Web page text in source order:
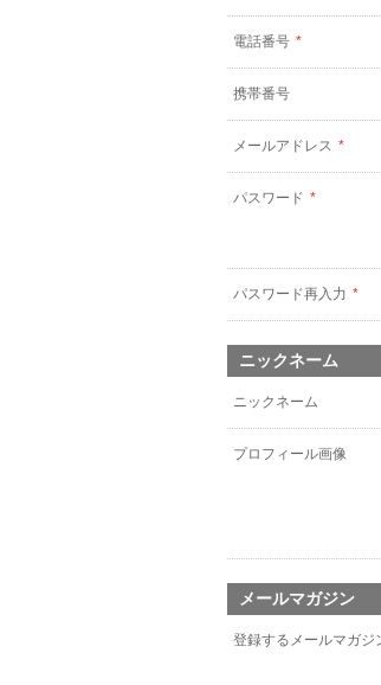
電話番号 *
携帯番号
メールアドレス *
パスワード *
パスワード再入力 *
ニックネーム
ニックネーム
プロフィール画像
メールマガジン
登録するメールマガジ